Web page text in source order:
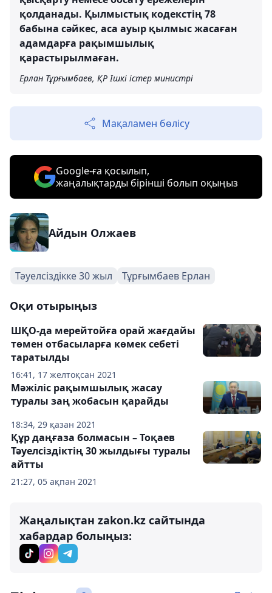
қолданады. Қылмыстық кодекстің 78
бабына сәйкес, аса ауыр қылмыс жасаған
адамдарға рақымшылық
қарастырылмаған.
Ерлан Тұрғымбаев, ҚР Ішкі істер министрі
Мақаламен бөлісу
Google-ға қосылып,
жаңалықтарды бірінші болып оқыңыз
Айдын Олжаев
Тәуелсіздікке 30 жыл Тұрғымбаев Ерлан
Оқи отырыңыз
16:41, 17 желтоқсан 2021
ШҚО-да мерейтойға орай жағдайы
төмен отбасыларға көмек себеті
таратылды
18:34, 29 қазан 2021
Мәжіліс рақымшылық жасау
туралы заң жобасын қарайды
21:27, 05 ақпан 2021
Құр даңғаза болмасын – Тоқаев
Тәуелсіздіктің 30 жылдығы туралы
айтты
Жаңалықтан zakon.kz сайтында
хабардар болыңыз: